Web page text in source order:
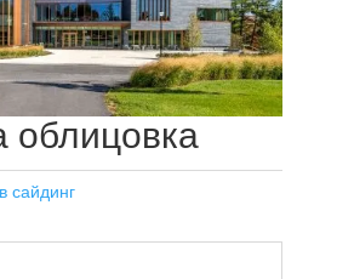
облицовка
сайдинг